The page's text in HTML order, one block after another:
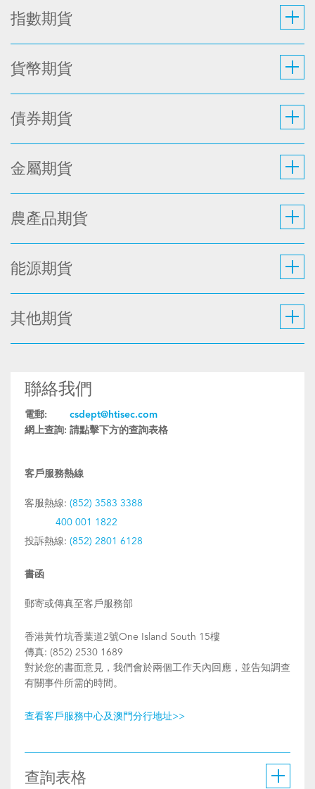
指數期貨
貨幣期貨
債券期貨
金屬期貨
農產品期貨
能源期貨
其他期貨
聯絡我們
電郵:
csdept@htisec.com
網上查詢: 請點擊下方的查詢表格
客戶服務熱線
客服熱線: (852) 3583 3388
400 001 1822
投訴熱線: (852) 2801 6128
書函
郵寄或傳真至客戶服務部
香港黃竹坑香葉道2號One Island South 15樓
傳真: (852) 2530 1689
對於您的書面意見，我們會於兩個工作天內回應，並告知調查
有關事件所需的時間。
查看客戶服務中心及澳門分行地址>>
查詢表格